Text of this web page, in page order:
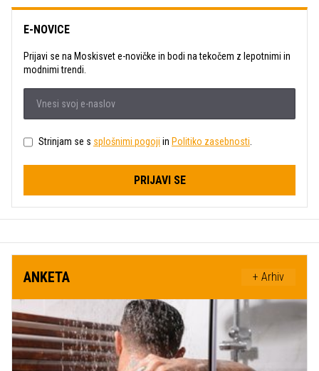
E-NOVICE
Prijavi se na Moskisvet e-novičke in bodi na tekočem z lepotnimi in
modnimi trendi.
Strinjam se s splošnimi pogoji in Politiko zasebnosti.
PRIJAVI SE
ANKETA + Arhiv